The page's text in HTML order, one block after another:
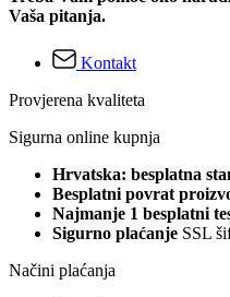
Vaša pitanja.
Kontakt
Provjerena kvaliteta
Sigurna online kupnja
Hrvatska: besplatna
Besplatni povrat
Najmanje 1 besplatni
Sigurno plaćanje SSL
Načini plaćanja